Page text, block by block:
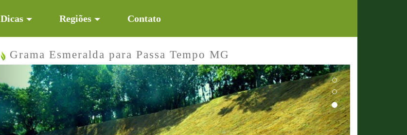
Dicas Regiões Contato
Grama Esmeralda para Passa Tempo MG
Previous Next